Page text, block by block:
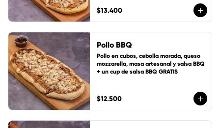
$13.400
Pollo BBQ
Pollo en cubos, cebolla morada, queso
mozzarella, masa artesanal y salsa BBQ
+ un cup de salsa BBQ GRATIS
$12.500